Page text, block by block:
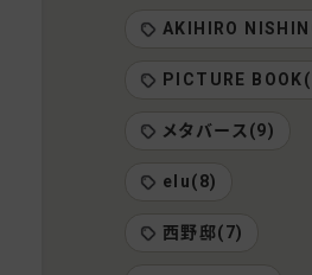
AKIHIRO
PICTURE
メタバース(9)
elu(8)
西野邸(7)